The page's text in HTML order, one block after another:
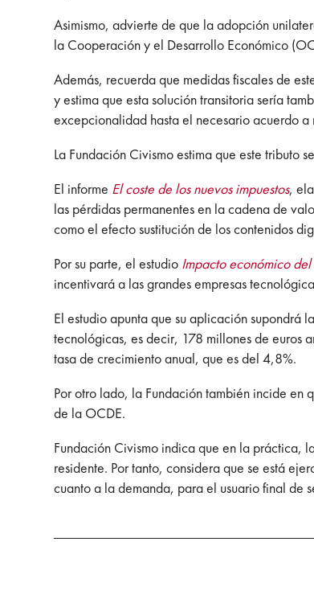
Asimismo, advierte de que la adopción
la Cooperación y el Desarrollo Económico
Además, recuerda que medidas fiscales de
y estima que esta solución transitoria sería
excepcionalidad hasta el necesario acuerdo a
La Fundación Civismo estima que este tributo
El informe El coste de los nuevos impuestos,
las pérdidas permanentes en la cadena de
como el efecto sustitución de los contenidos
Por su parte, el estudio Impacto económico
incentivará a las grandes empresas
El estudio apunta que su aplicación supondrá
tecnológicas, es decir, 178 millones de euros
tasa de crecimiento anual, que es del 4,8%.
Por otro lado, la Fundación también incide en
de la OCDE.
Fundación Civismo indica que en la práctica,
residente. Por tanto, considera que se está
cuanto a la demanda, para el usuario final de